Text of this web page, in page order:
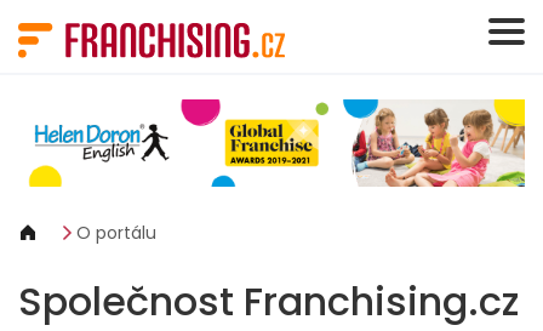
O portálu
Společnost Franchising.cz